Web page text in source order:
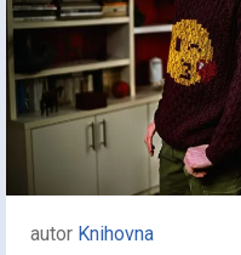
autor Knihovna